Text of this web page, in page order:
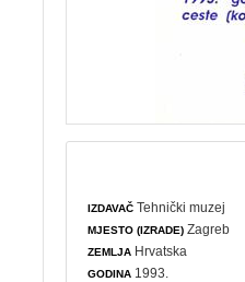
IZDAVAČ Tehnički muzej
MJESTO (IZRADE) Zagreb
ZEMLJA Hrvatska
GODINA 1993.